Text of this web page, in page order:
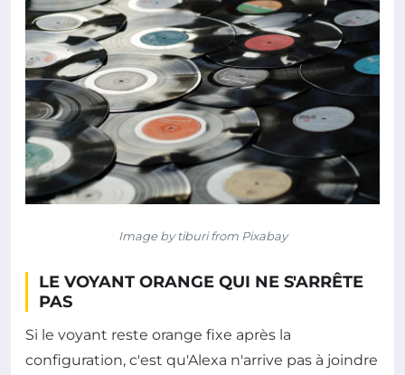
Image by tiburi from Pixabay
LE VOYANT ORANGE QUI NE S'ARRÊTE
PAS
Si le voyant reste orange fixe après la
configuration, c'est qu'Alexa n'arrive pas à joindre